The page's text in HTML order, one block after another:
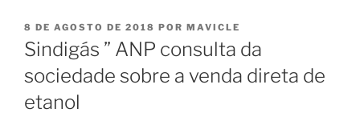
PUBLICADO
EM
8 DE AGOSTO DE 2018 POR MAVICLE
Sindigás ” ANP consulta da
sociedade sobre a venda direta de
etanol